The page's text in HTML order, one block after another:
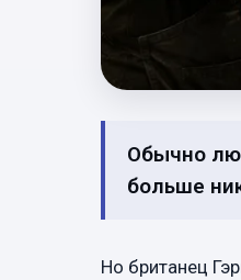
Обычно
больше
Но британец